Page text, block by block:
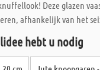
Deze glazen
afhankelijk van het
hebt u nodig